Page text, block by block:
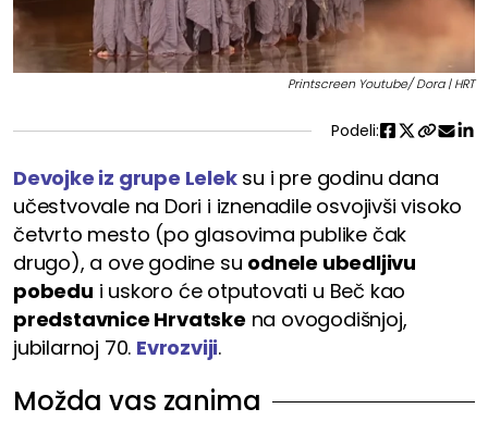
Printscreen Youtube/ Dora | HRT
Podeli:
Devojke iz grupe Leleksu i pre godinu dana
učestvovale na Dori i iznenadile osvojivši visoko
četvrto mesto (po glasovima publike čak
drugo), a ove godine su odnele ubedljivu
pobedu i uskoro će otputovati u Beč kao
predstavnice Hrvatske na ovogodišnjoj,
jubilarnoj 70. Evrozviji.
Možda vas zanima